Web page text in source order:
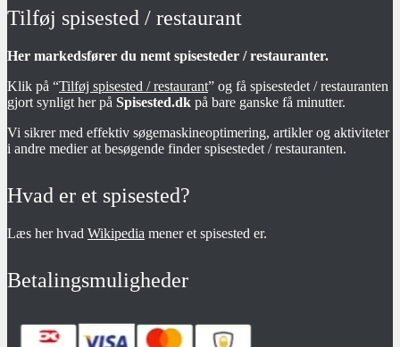
Tilføj spisested / restaurant
Her markedsfører du nemt spisesteder / restauranter.
Klik på “Tilføj spisested / restaurant” og få spisestedet / restauranten
gjort synligt her på Spisested.dk på bare ganske få minutter.
Vi sikrer med effektiv søgemaskineoptimering, artikler og aktiviteter
i andre medier at besøgende finder spisestedet / restauranten.
Hvad er et spisested?
Læs her hvad Wikipedia mener et spisested er.
Betalingsmuligheder